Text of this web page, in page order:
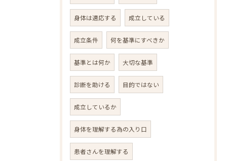
身体は適応する 成立している
成立条件 何を基準にすべきか
基準とは何か 大切な基準
診断を助ける 目的ではない
成立しているか
身体を理解する為の入り口
患者さんを理解する